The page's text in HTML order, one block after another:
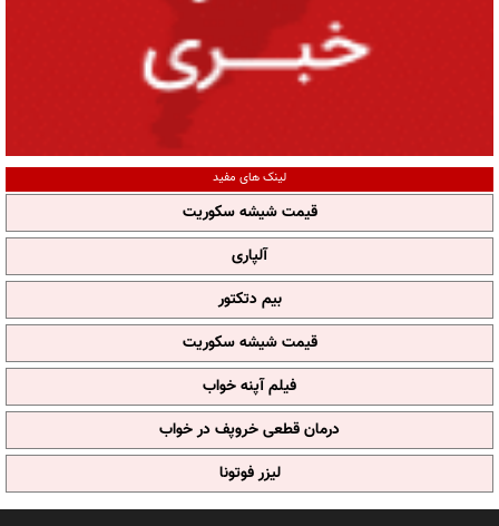
لینک های مفید
قیمت شیشه سکوریت
آلپاری
بیم دتکتور
قیمت شیشه سکوریت
فیلم آپنه خواب
درمان قطعی خروپف در خواب
لیزر فوتونا